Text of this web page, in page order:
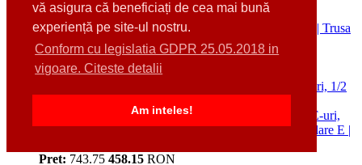
vă asigura că beneficiați de cea mai bună
experiență pe site-ul nostru.
Conform cu legislatia GDPR 25.05.2018 in
vigoare. Citeste detalii
Am inteles!
Ventuza ABS, 115 mm (7998)
Pret: 38.67 26.77RON
Detalii produsADAUGA IN COS
Trusa surubelnite torx, torxuri L, biti torx, tubulare E-uri, 1/2
Pret: 743.75 458.15 RON